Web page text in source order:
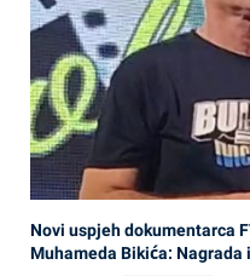
Novi uspjeh dokumentarca
Muhameda Bikića: Nagrada